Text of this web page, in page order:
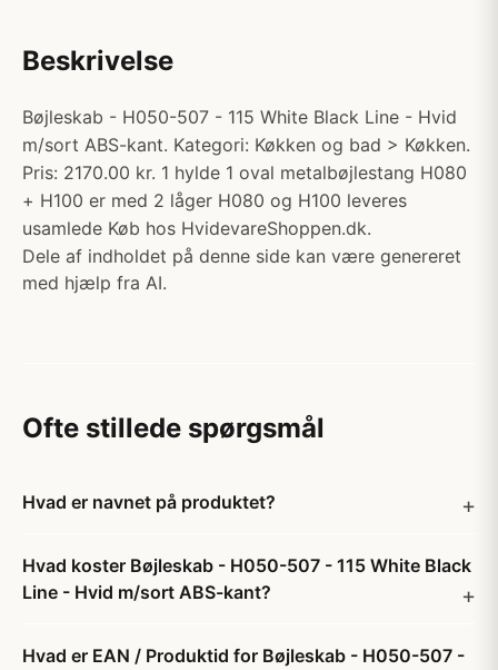
Beskrivelse
Bøjleskab - H050-507 - 115 White Black Line - Hvid
m/sort ABS-kant. Kategori: Køkken og bad > Køkken.
Pris: 2170.00 kr. 1 hylde 1 oval metalbøjlestang H080
+ H100 er med 2 låger H080 og H100 leveres
usamlede Køb hos HvidevareShoppen.dk.
Dele af indholdet på denne side kan være genereret
med hjælp fra AI.
Ofte stillede spørgsmål
Hvad er navnet på produktet?
Hvad koster Bøjleskab - H050-507 - 115 White Black
Line - Hvid m/sort ABS-kant?
Hvad er EAN / Produktid for Bøjleskab - H050-507 -